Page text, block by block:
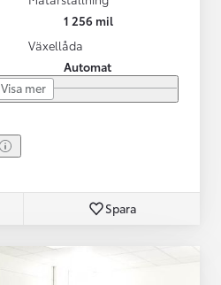
1 256 mil
Växellåda
Automat
Visa mer
Spara